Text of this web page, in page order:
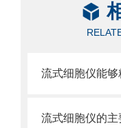
流式细胞仪的